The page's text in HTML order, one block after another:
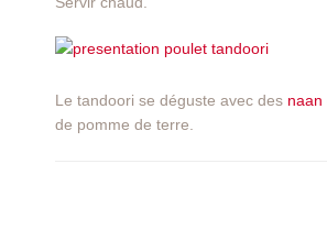
Le tandoori se déguste avec des naan
de pomme de terre.